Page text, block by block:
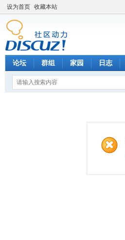
设为首页 收藏本站
论坛 群组 家园 日志